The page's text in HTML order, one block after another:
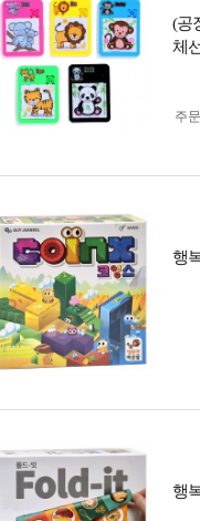
(공
체
주
행
행